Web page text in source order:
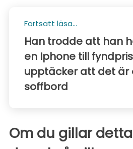
Fortsätt läsa...
Han trodde att han
en Iphone till
upptäcker att det är
soffbord
Om du gillar